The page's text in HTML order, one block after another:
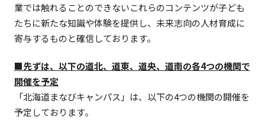
業では触れることのできないこれらのコンテンツが子ども
たちに新たな知識や体験を提供し、未来志向の人材育成に
寄与するものと確信しております。
■先ずは、以下の道北、道東、道央、道南の各4つの機関で
開催を予定
「北海道まなびキャンパス」は、以下の4つの機関の開催を
予定しております。